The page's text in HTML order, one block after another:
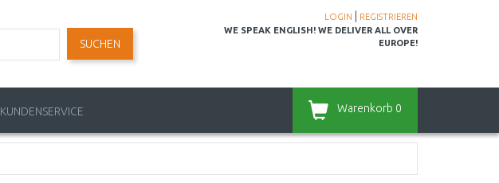
LOGIN
REGISTRIEREN
WE SPEAK ENGLISH! WE DELIVER ALL OVER
EUROPE!
SUCHEN
KUNDENSERVICE Warenkorb 0